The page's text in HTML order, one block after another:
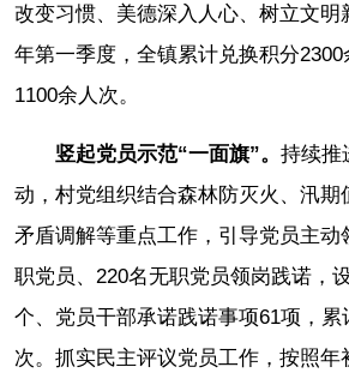
改变习惯、美德深入人心、树立文明
年第一季度，全镇累计兑换积分
1100余人次。
竖起党员示范“一面旗”。 持续推
动，村党组织结合森林防灭火、汛期
矛盾调解等重点工作，引导党员主动
职党员、220名无职党员领岗践诺，
个、党员干部承诺践诺事项61项，累
次。抓实民主评议党员工作，按照年